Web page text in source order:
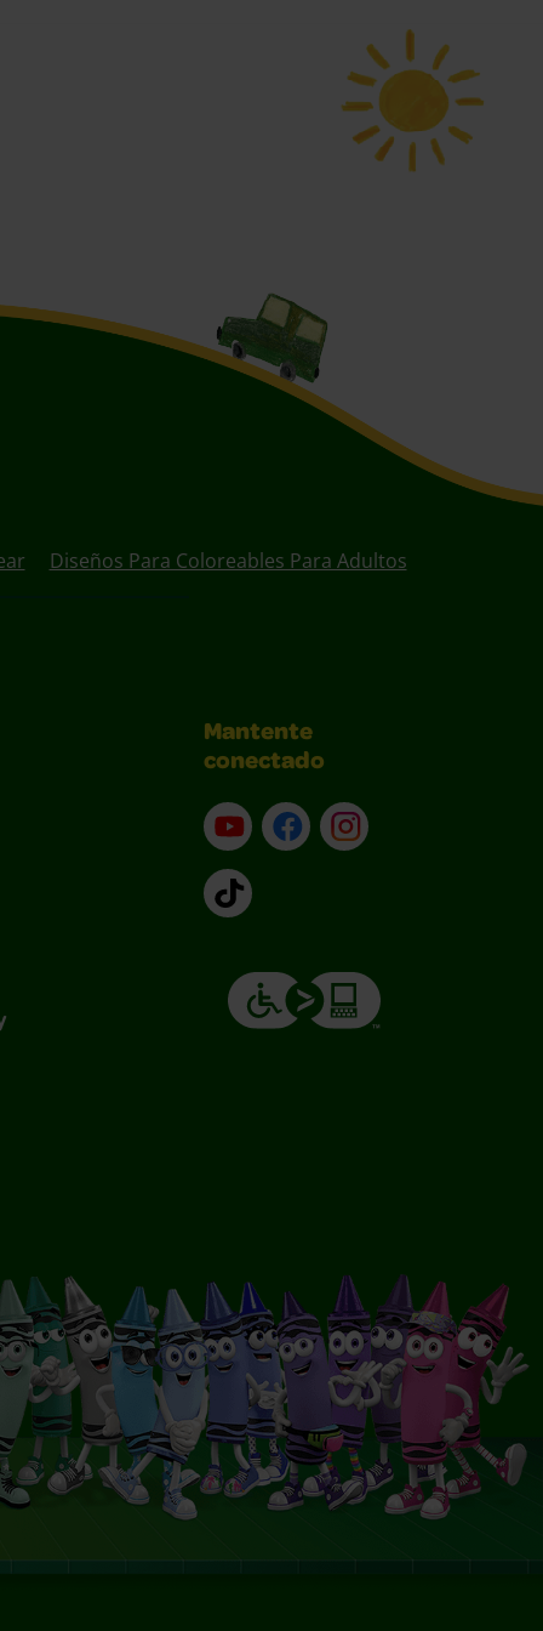
Diseños Para Coloreables Para Adultos
Mantente
conectado
YouTube (en inglés)
Facebook (en inglés)
Instagram (en
TikTok